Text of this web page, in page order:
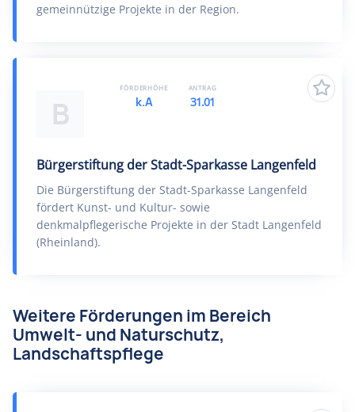
gemeinnützige Projekte in der Region.
B
Bürgerstiftung der Stadt-Sparkasse Langenfeld
Die Bürgerstiftung der Stadt-Sparkasse Langenfeld
fördert Kunst- und Kultur- sowie
denkmalpflegerische Projekte in der Stadt Langenfeld
(Rheinland).
FÖRDERHÖHE
k.A
ANTRAG
31.01
Weitere Förderungen im Bereich
Umwelt- und Naturschutz,
Landschaftspflege